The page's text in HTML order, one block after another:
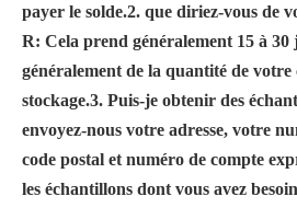
payer le solde.2. que diriez-vous de
R: Cela prend généralement 15 à 30
généralement de la quantité de
stockage.3. Puis-je obtenir des
envoyez-nous votre adresse, votre
code postal et numéro de compte
les échantillons dont vous avez